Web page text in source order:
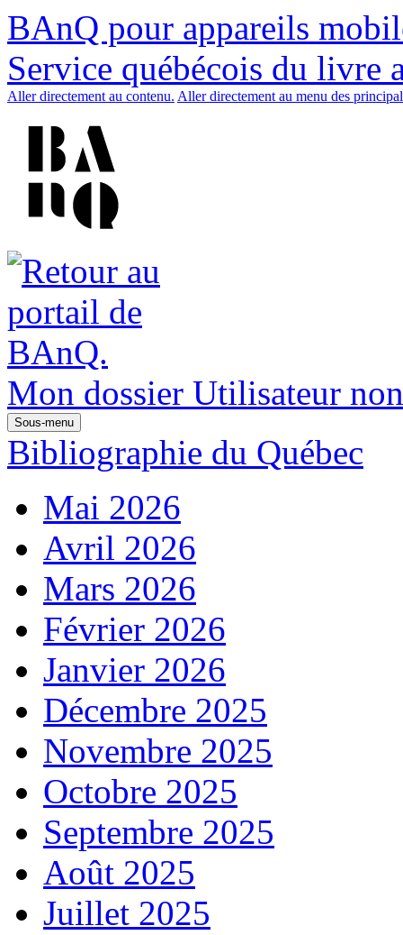
BAnQ pour appareils
Service québécois du livre
Aller directement au contenu. Aller directement au menu des
Mon dossier Utilisateur
Sous-menu
Bibliographie du Québec
Mai 2026
Avril 2026
Mars 2026
Février 2026
Janvier 2026
Décembre 2025
Novembre 2025
Octobre 2025
Septembre 2025
Août 2025
Juillet 2025